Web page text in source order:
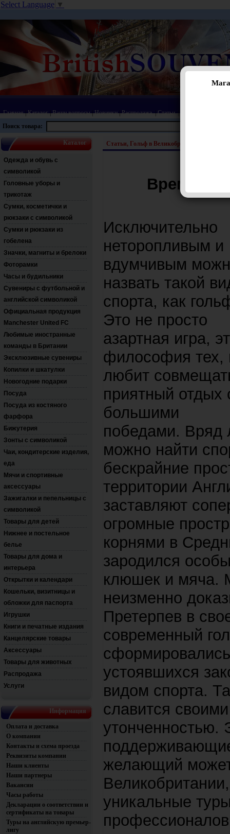
Select Language ▼
Главная|Каталог|Ваши вопросы|Новинки|Распродажа |Статьи |
Поиск товара:
Каталог
Одежда и обувь с
символикой
Головные уборы и
трикотаж
Сумки, косметички и
рюкзаки с символикой
Сумки и рюкзаки из
гобелена
Значки, магниты и брелоки
Фоторамки
Часы и будильники
Сувениры с футбольной и
английской символикой
Официальная продукция
Manchester United FC
Любимые иностранные
команды в Британии
Эксклюзивные сувениры
Копилки и шкатулки
Новогодние подарки
Посуда
Посуда из костяного
фарфора
Бижутерия
Зонты с символикой
Чаи, кондитерские изделия,
еда
Мячи и спортивные
аксессуары
Зажигалки и пепельницы с
символикой
Товары для детей
Нижнее и постельное
белье
Товары для дома и
интерьера
Открытки и календари
Кошельки, визитницы и
обложки для паспорта
Игрушки
Книги и печатные издания
Канцелярские товары
Аксессуары
Товары для животных
Распродажа
Услуги
Информация
Оплата и доставка
О компании
Контакты и схема проезда
Реквизиты компании
Наши клиенты
Наши партнеры
Вакансии
Часы работы
Декларации о соответствии и
сертификаты на товары
Туры на английскую премьер-
лигу
Статьи, Гольф в Великобритании,
Время
Исключительно
неторопливым и
вдумчивым
назвать такой
спорта, как
Это не просто
азартная игра,
философия тех,
любит
приятный отдых
большими
победами. Вряд
можно найти
бескрайние
территории
заставляют
огромные
корнями в
зародился
клюшек и мяча.
неизменно
Претерпев в
современный
устоявшихся
видом спорта.
славится
утонченностью.
желающий может
уникальные